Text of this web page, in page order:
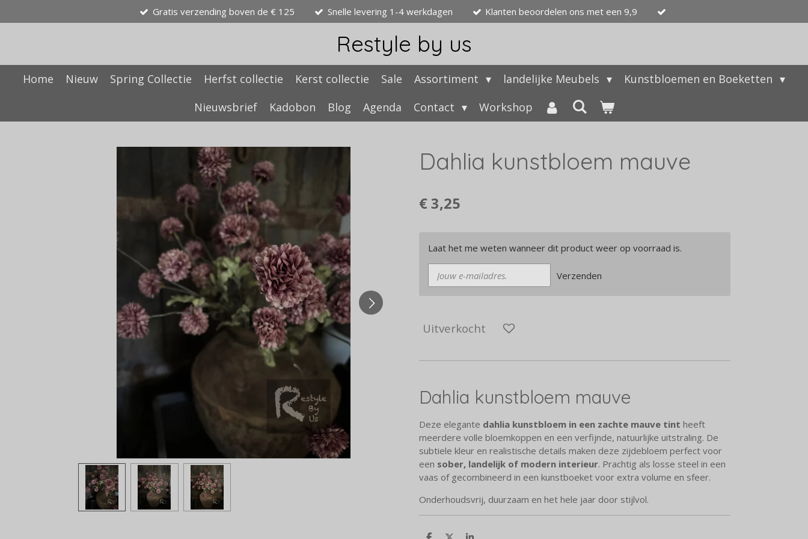
direct
hoofdinhoud
Gratis verzending boven de € 125 Snelle levering 1-4 werkdagen Klanten beoordelen ons met een 9,9
Restyle by us
Home Nieuw Spring Collectie Herfst collectie Kerst collectie Sale Assortiment landelijke Meubels
Kunstbloemen en Boeketten
Nieuwsbrief
Kadobon Blog Agenda Contact Workshop
Dahlia kunstbloem mauve
€ 3,25
Laat het me weten wanneer dit product weer op voorraad is.
Verzenden
Uitverkocht
Dahlia kunstbloem mauve
Deze elegante dahlia kunstbloem in een zachte mauve tint heeft
meerdere volle bloemkoppen en een verfijnde, natuurlijke uitstraling. De
subtiele kleur en realistische details maken deze zijdebloem perfect voor
een sober, landelijk of modern interieur. Prachtig als losse steel in een
vaas of gecombineerd in een kunstboeket voor extra volume en sfeer.
Onderhoudsvrij, duurzaam en het hele jaar door stijlvol.